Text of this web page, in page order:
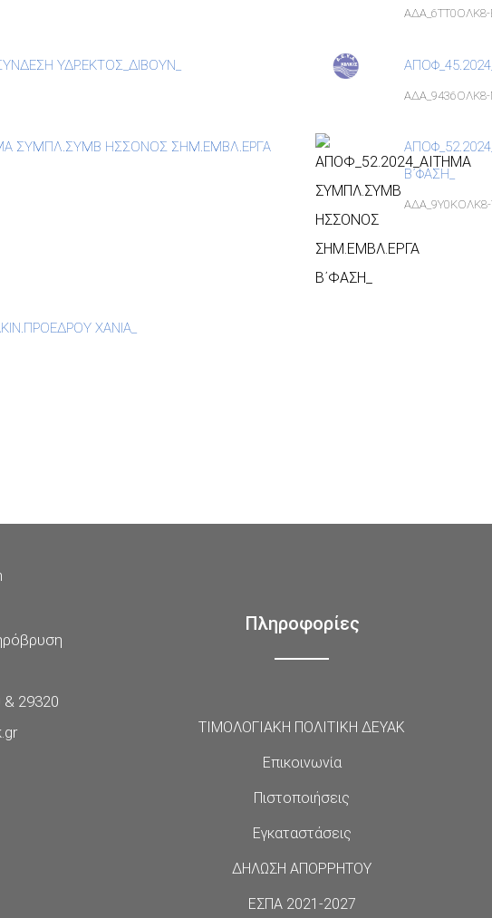
ΥΔΡ.ΕΚΤΟΣ_ΔΙΒΟΥΝ_
ΣΥΜΠΛ.ΣΥΜΒ ΗΣΣΟΝΟΣ ΣΗΜ.ΕΜΒΛ.ΕΡΓΑ
Β΄ΦΑΣΗ_
ΑΔΑ_9Υ0ΚΟΛΚ8-
ΧΑΝΙΑ_
29320
Πληροφορίες
ΤΙΜΟΛΟΓΙΑΚΗ ΠΟΛΙΤΙΚΗ ΔΕΥΑΚ
Επικοινωνία
Πιστοποιήσεις
Εγκαταστάσεις
ΔΗΛΩΣΗ ΑΠΟΡΡΗΤΟΥ
ΕΣΠΑ 2021-2027